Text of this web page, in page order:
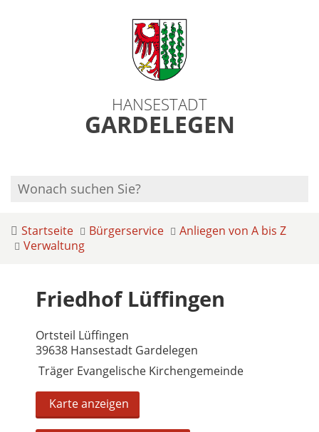
HANSESTADT
GARDELEGEN
Startseite Bürgerservice
Anliegen von A bis Z
Verwaltung
Friedhof Lüffingen
Ortsteil Lüffingen
39638 Hansestadt Gardelegen
Träger Evangelische Kirchengemeinde
Karte anzeigen